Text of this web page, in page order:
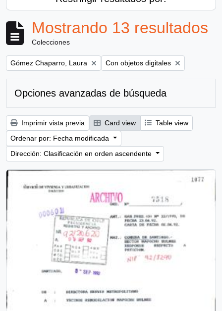
Mostrando 13 resultados
Colecciones
Remove filter:
Gómez Chaparro, Laura Remove filter:
Con objetos digitales
Opciones avanzadas de búsqueda
Imprimir vista previa Card view
Table view
Ordenar por: Fecha modificada
Dirección: Clasificación en orden ascendente